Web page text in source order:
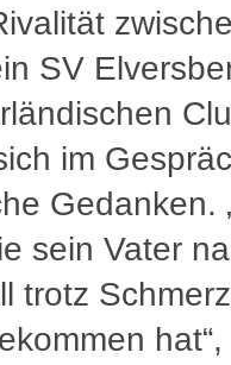
SV
im
Gedanken.
sein Vater
trotz